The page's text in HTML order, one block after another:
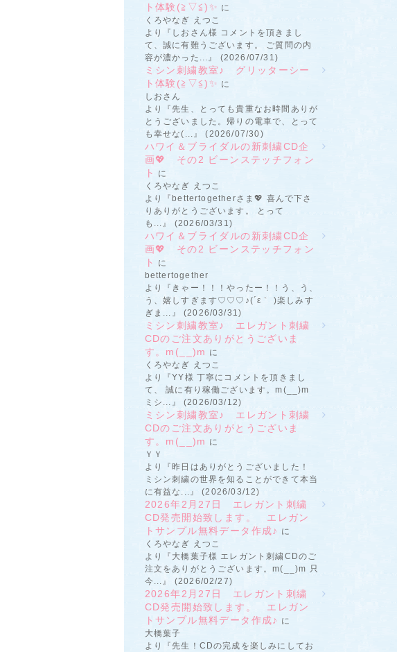
ト体験(≧▽≦)✨ に
くろやなぎ えつこ
より『しおさん様 コメントを頂きまし
て、誠に有難うございます。 ご質問の内
容が濃かった...』 (2026/07/31)
ミシン刺繍教室♪ グリッターシー
ト体験(≧▽≦)✨ に
しおさん
より『先生、とっても貴重なお時間ありが
とうございました。帰りの電車で、とって
も幸せな(...』 (2026/07/30)
ハワイ＆ブライダルの新刺繍CD企
画💖 その2 ビーンステッチフォン
ト
に
くろやなぎ えつこ
より『bettertogetherさま💖 喜んで下さ
りありがとうございます。 とって
も...』 (2026/03/31)
ハワイ＆ブライダルの新刺繍CD企
画💖 その2 ビーンステッチフォン
ト
に
bettertogether
より『きゃー！！！やったー！！う、う、
う、嬉しすぎます♡♡♡♪(´ε｀ )楽しみす
ぎま...』 (2026/03/31)
ミシン刺繍教室♪ エレガント刺繍
CDのご注文ありがとうございま
す。m(__)m に
くろやなぎ えつこ
より『YY様 丁寧にコメントを頂きまし
て、 誠に有り稼働ございます。m(__)m
ミシ...』 (2026/03/12)
ミシン刺繍教室♪ エレガント刺繍
CDのご注文ありがとうございま
す。m(__)m に
ＹＹ
より『昨日はありがとうございました！
ミシン刺繍の世界を知ることができて本当
に有益な...』 (2026/03/12)
2026年2月27日 エレガント刺繍
CD発売開始致します。 エレガン
トサンプル無料データ作成♪ に
くろやなぎ えつこ
より『大橋葉子様 エレガント刺繍CDのご
注文をありがとうございます。m(__)m 只
今...』 (2026/02/27)
2026年2月27日 エレガント刺繍
CD発売開始致します。 エレガン
トサンプル無料データ作成♪ に
大橋葉子
より『先生！CDの完成を楽しみにしてお